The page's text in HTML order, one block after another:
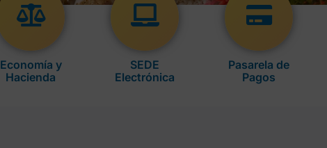
Economía y
Hacienda
SEDE
Electrónica
Pasarela de
Pagos